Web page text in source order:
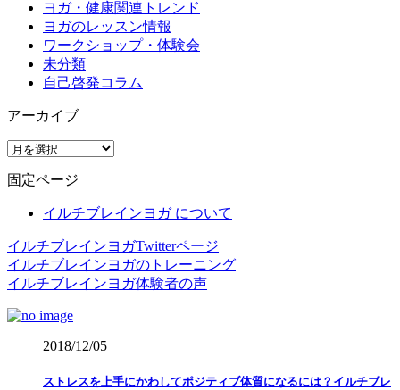
ヨガ・健康関連トレンド
ヨガのレッスン情報
ワークショップ・体験会
未分類
自己啓発コラム
アーカイブ
ア
カ
固定ページ
イルチブレインヨガ について
イルチブレインヨガTwitterページ
イルチブレインヨガのトレーニング
イルチブレインヨガ体験者の声
2018/12/05
ストレスを上手にかわしてポジティブ体質になるには？イルチブレ